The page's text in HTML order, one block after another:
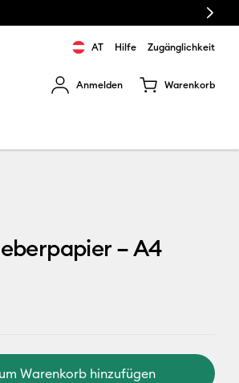
Next
AT Hilfe Zugänglichkeit
Anmelden Warenkorb
– A4
Warenkorb hinzufügen